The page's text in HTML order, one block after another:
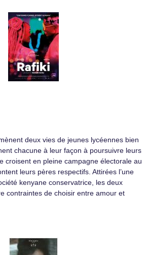
deux vies de jeunes lycéennes bien
chacune à leur façon à poursuivre leurs
croisent en pleine campagne électorale au
leurs pères respectifs. Attirées l’une
kenyane conservatrice, les deux
contraintes de choisir entre amour et